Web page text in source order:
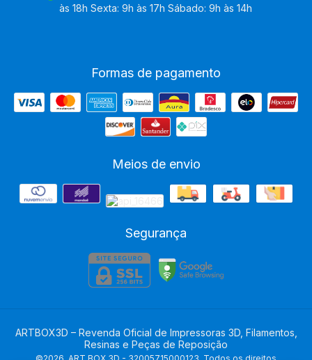
às 18h Sexta: 9h às 17h Sábado: 9h às 14h
Formas de pagamento
Meios de envio
Segurança
ARTBOX3D – Revenda Oficial de Impressoras 3D, Filamentos,
Resinas e Peças de Reposição